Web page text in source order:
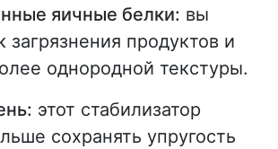
яичные белки: вы
загрязнения продуктов и
однородной текстуры.
этот стабилизатор
сохранять упругость